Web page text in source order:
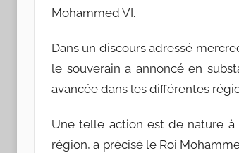
Mohammed VI.
Dans un discours adressé
le souverain a annoncé en
avancée dans les différentes
Une telle action est de nature à
région, a précisé le Roi